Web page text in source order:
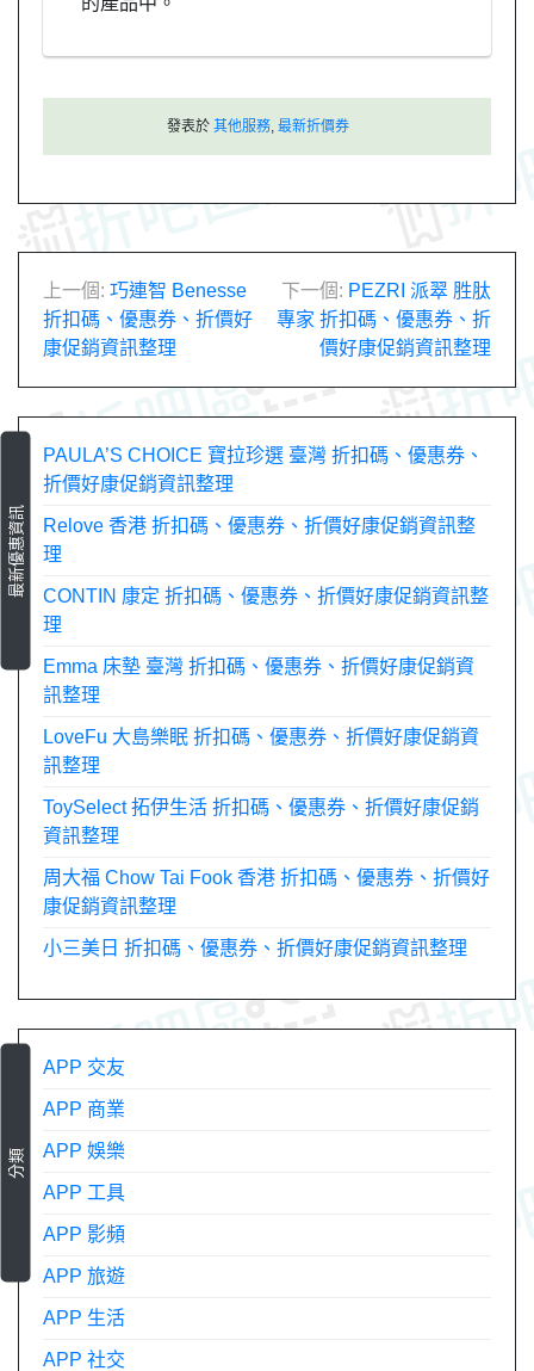
發表於 其他服務 最新折價券
文
章
導
上一個: 巧連智 Benesse
折扣碼、優惠券、折價好
康促銷資訊整理
下一個: PEZRI 派翠 胜肽
專家 折扣碼、優惠券、折
價好康促銷資訊整理
最新優惠資訊
PAULA’S CHOICE 寶拉珍選 臺灣 折扣碼、優惠券、
折價好康促銷資訊整理
Relove 香港 折扣碼、優惠券、折價好康促銷資訊整
理
CONTIN 康定 折扣碼、優惠券、折價好康促銷資訊整
理
Emma 床墊 臺灣 折扣碼、優惠券、折價好康促銷資
訊整理
LoveFu 大島樂眠 折扣碼、優惠券、折價好康促銷資
訊整理
ToySelect 拓伊生活 折扣碼、優惠券、折價好康促銷
資訊整理
周大福 Chow Tai Fook 香港 折扣碼、優惠券、折價好
康促銷資訊整理
小三美日 折扣碼、優惠券、折價好康促銷資訊整理
分類
APP 交友
APP 商業
APP 娛樂
APP 工具
APP 影頻
APP 旅遊
APP 生活
APP 社交